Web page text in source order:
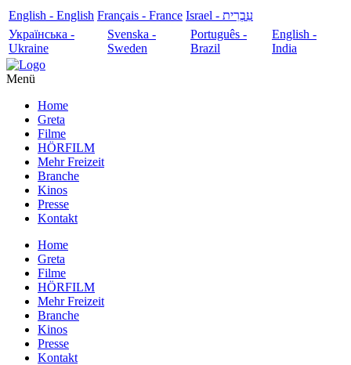
English - English Français - France
עִבְרִית - Israel
Українська -
Ukraine
Svenska -
Sweden
Português -
Brazil
English -
India
Menü
Home
Greta
Filme
HÖRFILM
Mehr Freizeit
Branche
Kinos
Presse
Kontakt
Home
Greta
Filme
HÖRFILM
Mehr Freizeit
Branche
Kinos
Presse
Kontakt